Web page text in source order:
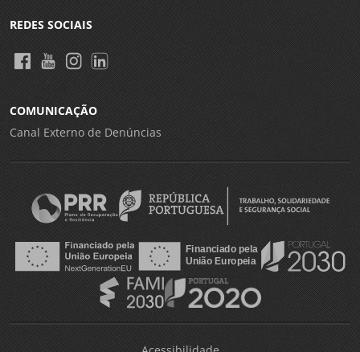
REDES SOCIAIS
COMUNICAÇÃO
Canal Externo de Denúncias